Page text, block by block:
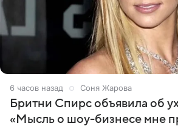
6 часов назад Соня Жарова
Бритни Спирс объявила об
«Мысль о шоу-бизнесе мне